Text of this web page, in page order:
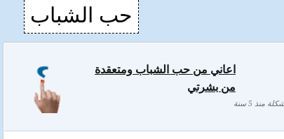
حب الشباب
اعاني من حب الشباب ومتعقدة
من بشرتي
منذ 5 سنة